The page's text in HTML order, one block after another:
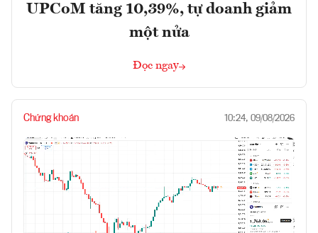
UPCoM tăng 10,39%, tự doanh giảm
một nửa
Đọc ngay
Chứng khoán 10:24, 09/08/2026